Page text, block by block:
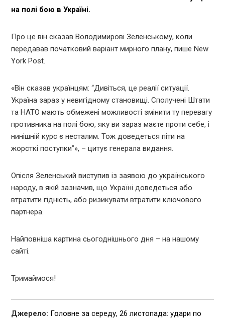
на полі бою в Україні.
Про це він сказав Володимирові Зеленському, коли
передавав початковий варіант мирного плану, пише New
York Post.
«Він сказав українцям: “Дивіться, це реалії ситуації.
Україна зараз у невигідному становищі. Сполучені Штати
та НАТО мають обмежені можливості змінити ту перевагу
противника на полі бою, яку ви зараз маєте проти себе, і
нинішній курс є несталим. Тож доведеться піти на
жорсткі поступки”», – цитує генерала видання.
Опісля Зеленський виступив із заявою до українського
народу, в якій зазначив, що Україні доведеться або
втратити гідність, або ризикувати втратити ключового
партнера.
Найповніша картина сьогоднішнього дня – на нашому
сайті.
Тримаймося!
Джерело: Головне за середу, 26 листопада: удари по